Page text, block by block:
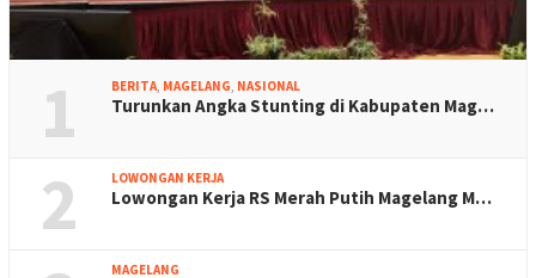
1 BERITA, MAGELANG, NASIONAL
Turunkan Angka Stunting di Kabupaten Mag…
2 LOWONGAN KERJA
Lowongan Kerja RS Merah Putih Magelang M…
MAGELANG